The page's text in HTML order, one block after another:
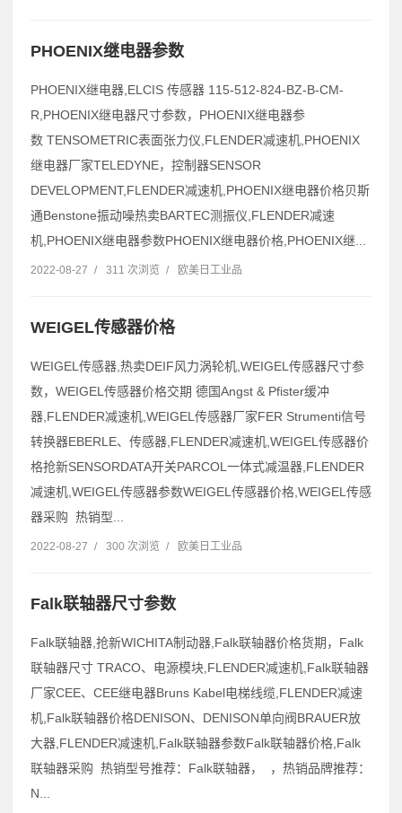
PHOENIX继电器参数
PHOENIX继电器,ELCIS 传感器 115-512-824-BZ-B-CM-
R,PHOENIX继电器尺寸参数，PHOENIX继电器参
数 TENSOMETRIC表面张力仪,FLENDER减速机,PHOENIX
继电器厂家TELEDYNE，控制器SENSOR
DEVELOPMENT,FLENDER减速机,PHOENIX继电器价格贝斯
通Benstone振动噪热卖BARTEC测振仪,FLENDER减速
机,PHOENIX继电器参数PHOENIX继电器价格,PHOENIX继...
2022-08-27 / 311 次浏览 / 欧美日工业品
WEIGEL传感器价格
WEIGEL传感器,热卖DEIF风力涡轮机,WEIGEL传感器尺寸参
数，WEIGEL传感器价格交期 德国Angst & Pfister缓冲
器,FLENDER减速机,WEIGEL传感器厂家FER Strumenti信号
转换器EBERLE、传感器,FLENDER减速机,WEIGEL传感器价
格抢新SENSORDATA开关PARCOL一体式减温器,FLENDER
减速机,WEIGEL传感器参数WEIGEL传感器价格,WEIGEL传感
器采购 热销型...
2022-08-27 / 300 次浏览 / 欧美日工业品
Falk联轴器尺寸参数
Falk联轴器,抢新WICHITA制动器,Falk联轴器价格货期，Falk
联轴器尺寸 TRACO、电源模块,FLENDER减速机,Falk联轴器
厂家CEE、CEE继电器Bruns Kabel电梯线缆,FLENDER减速
机,Falk联轴器价格DENISON、DENISON单向阀BRAUER放
大器,FLENDER减速机,Falk联轴器参数Falk联轴器价格,Falk
联轴器采购 热销型号推荐：Falk联轴器， ，热销品牌推荐：
N...